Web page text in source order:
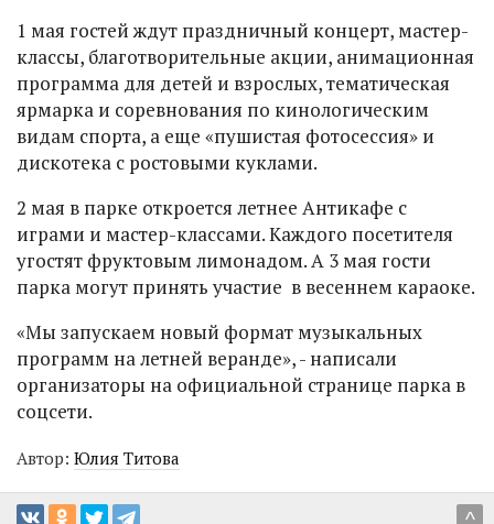
1 мая гостей ждут праздничный концерт, мастер-
классы, благотворительные акции, анимационная
программа для детей и взрослых, тематическая
ярмарка и соревнования по кинологическим
видам спорта, а еще «пушистая фотосессия» и
дискотека с ростовыми куклами.
2 мая в парке откроется летнее Антикафе с
играми и мастер-классами. Каждого посетителя
угостят фруктовым лимонадом. А 3 мая гости
парка могут принять участие в весеннем караоке.
«Мы запускаем новый формат музыкальных
программ на летней веранде», - написали
организаторы на официальной странице парка в
соцсети.
Автор: Юлия Титова